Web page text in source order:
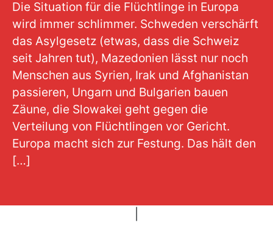
Die Situation für die Flüchtlinge in Europa
wird immer schlimmer. Schweden verschärft
das Asylgesetz (etwas, dass die Schweiz
seit Jahren tut), Mazedonien lässt nur noch
Menschen aus Syrien, Irak und Afghanistan
passieren, Ungarn und Bulgarien bauen
Zäune, die Slowakei geht gegen die
Verteilung von Flüchtlingen vor Gericht.
Europa macht sich zur Festung. Das hält den
[…]